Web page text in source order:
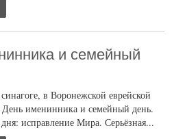
и семейный
в Воронежской еврейской
именинника и семейный день.
исправление Мира. Серьёзная...